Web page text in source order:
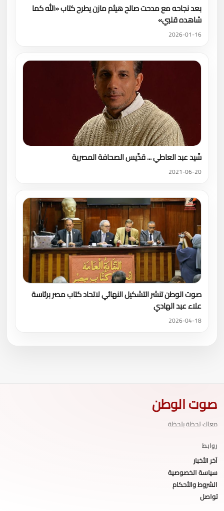
بعد نجاحه مع مدحت صالح هيثم مازن يطرح كتاب «الله كما
شاهده قلبي»
2026-01-16
سِّيد عبد العاطي ... قدِّيس الصحافة المصرية
2021-06-20
صوت الوطن تنشر التشكيل النهائي لاتحاد كتاب مصر برئاسة
علاء عبد الهادي
2026-04-18
صوت الوطن
معاك لحظة بلحظة
روابط
آخر الأخبار
سياسة الخصوصية
الشروط والأحكام
تواصل